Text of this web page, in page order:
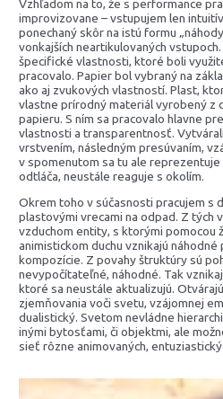
Vzhľadom na to, že s performance
improvizovane – vstupujem len
ponechaný skôr na istú formu
vonkajších neartikulovaných
špecifické vlastnosti, ktoré boli
pracovalo. Papier bol vybraný na
ako aj zvukových vlastností. Plast,
vlastne prírodný materiál vyrobený z
papieru. S ním sa pracovalo hlavne
vlastnosti a transparentnosť.
vrstvením, následným presúvaním,
v spomenutom sa tu ale
odtláča, neustále reaguje s okolím.
Okrem toho v súčasnosti pracujem s
plastovými vrecami na odpad. Z tých
vzduchom entity, s ktorými pomocou
animistickom duchu vznikajú
kompozície. Z povahy štruktúry sú
nevypočítateľné, náhodné. Tak
ktoré sa neustále aktualizujú.
zjemňovania voči svetu, vzájomnej
dualistický. Svetom nevládne
inými bytosťami, či objektmi, ale
sieť rôzne animovaných,